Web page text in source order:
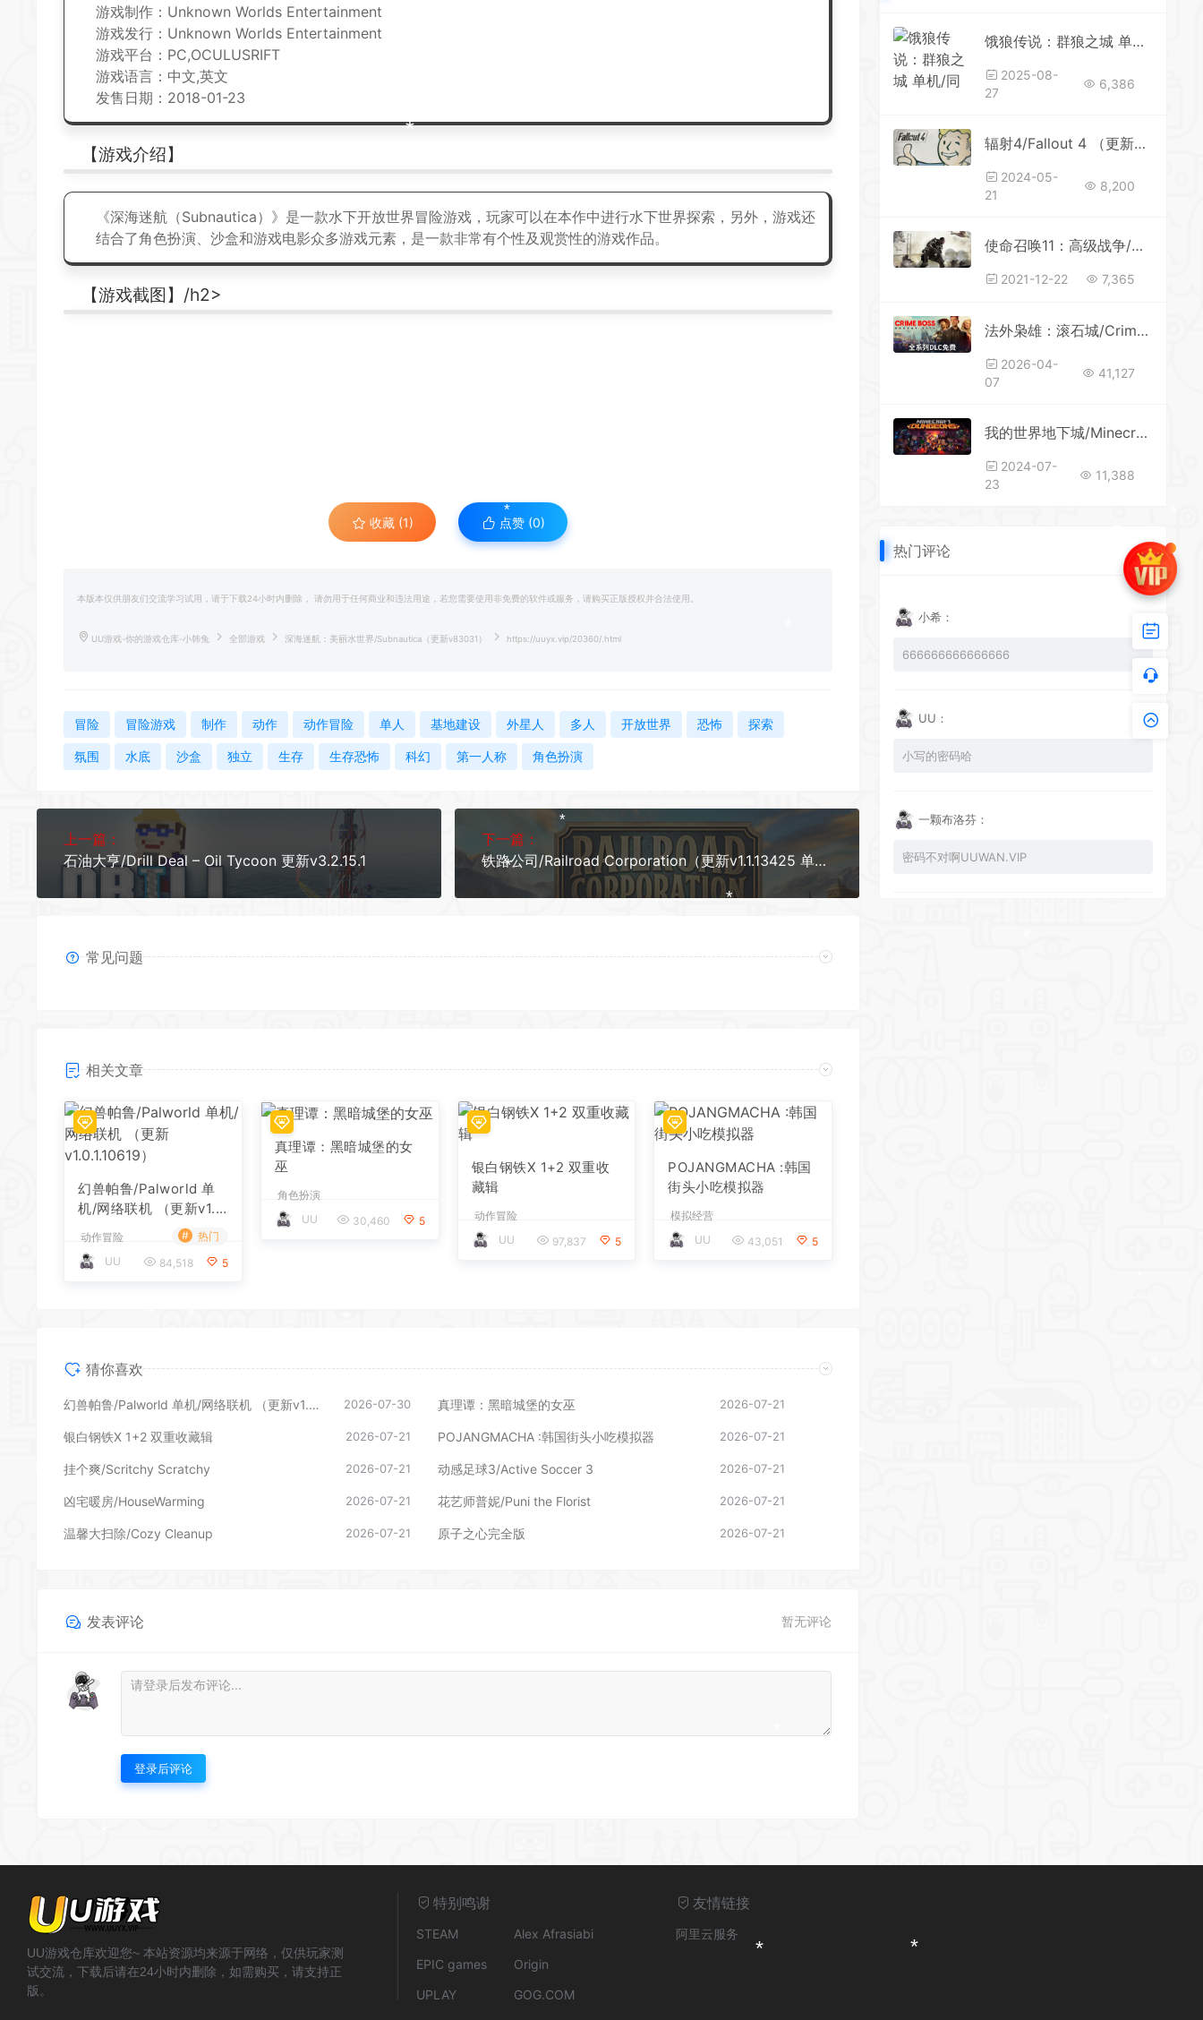
游戏制作 ：Unknown Worlds Entertainment
游戏发行：Unknown Worlds Entertainment
游戏平台：PC,OCULUSRIFT
游戏语言：中文,英文
发售日期：2018-01-23
【游戏介绍】
《深海迷航（Subnautica）》是一款水下开放世界冒险游戏，玩家可以在本作中进行水下世界探索 ，另外，游戏还
结合了角色扮演 沙盒和游戏电影众多游戏元素，是一款非常有个性及观赏性的游戏作品。
【游戏截图】/h2>
收藏 (1) 点赞 (0)
本版本仅供朋友们交流学习试用，请于下载24小时内删除， 请勿用于任何商业和违法用途，若您需要使用非免费的软件或服务，请购买正版授权并合法使用。
UU游戏-你的游戏仓库-小韩兔 全部游戏 深海迷航：美丽水世界/Subnautica（更新v83031） https://uuyx.vip/20360/.html
冒险 冒险游戏 制作 动作 动作冒险 单人 基地建设 外星人 多人 开放世界 恐怖 探索
氛围 水底 沙盒 独立 生存 生存恐怖 科幻 第一人称 角色扮演
上一篇：
石油大亨/Drill Deal – Oil Tycoon 更新v3.2.15.1
下一篇：
铁路公司/Railroad Corporation（更新v1.1.13425 单机/网络联机）
常见问题
相关文章
幻兽帕鲁/Palworld 单
机/网络联机 （更新v1.0.
动作冒险 #
热门
UU
84,518 5
真理谭：黑暗城堡的女
巫
角色扮演
UU
30,460 5
银白钢铁X 1+2 双重收
藏辑
动作冒险
UU
97,837 5
POJANGMACHA :韩国
街头小吃模拟器
模拟经营
UU
43,051 5
猜你喜欢
幻兽帕鲁/Palworld 单机/网络联机 （更新v1.0.1.10619） 2026-07-30 真理谭：黑暗城堡的女巫 2026-07-21
银白钢铁X 1+2 双重收藏辑 2026-07-21 POJANGMACHA :韩国街头小吃模拟器 2026-07-21
挂个爽/Scritchy Scratchy 2026-07-21 动感足球3/Active Soccer 3 2026-07-21
凶宅暖房/HouseWarming 2026-07-21 花艺师普妮/Puni the Florist 2026-07-21
温馨大扫除/Cozy Cleanup 2026-07-21 原子之心完全版 2026-07-21
发表评论 暂无评论
登录后评论
饿狼传说：群狼之城 单机/同屏双人 （更新v1.1.6-74935）
2025-08-
27
6,386
辐射4/Fallout 4 （更新v1.10.984）
2024-05-
21
8,200
使命召唤11：高级战争/COD11
2021-12-22 7,365
法外枭雄：滚石城/Crime Boss: Rockay City 单机/网络联机（更新v1.20.0.0—更新DLC）
2026-04-
07
41,127
我的世界地下城/Minecraft: Dungeons（新DLC回荡虚空+v1.17.0.0-全DLC+中文语音）
2024-07-
23
11,388
热门评论
小希：
666666666666666
UU：
小写的密码哈
一颗布洛芬：
密码不对啊UUWAN.VIP
UU游戏仓库欢迎您~ 本站资源均来源于网络，仅供玩家测
试交流，下载后请在24小时内删除，如需购买，请支持正
版。
特别鸣谢
STEAM
Alex Afrasiabi
EPIC games
Origin
UPLAY
GOG.COM
友情链接
阿里云服务
*
*
*